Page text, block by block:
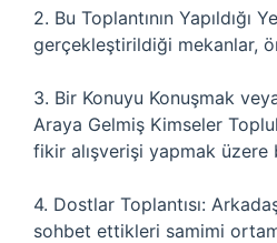
2. Bu Toplantının Yapıldığı
gerçekleştirildiği mekanlar,
3. Bir Konuyu Konuşmak
Araya Gelmiş Kimseler
fikir alışverişi yapmak üzere
4. Dostlar Toplantısı:
sohbet ettikleri samimi